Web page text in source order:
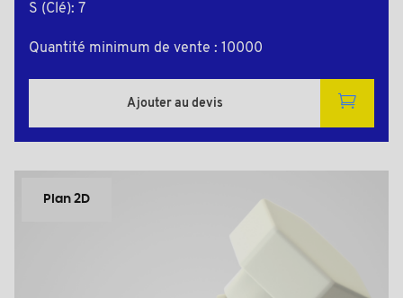
S (Clé): 7
Quantité minimum de vente : 10000
Ajouter au devis
Plan 2D